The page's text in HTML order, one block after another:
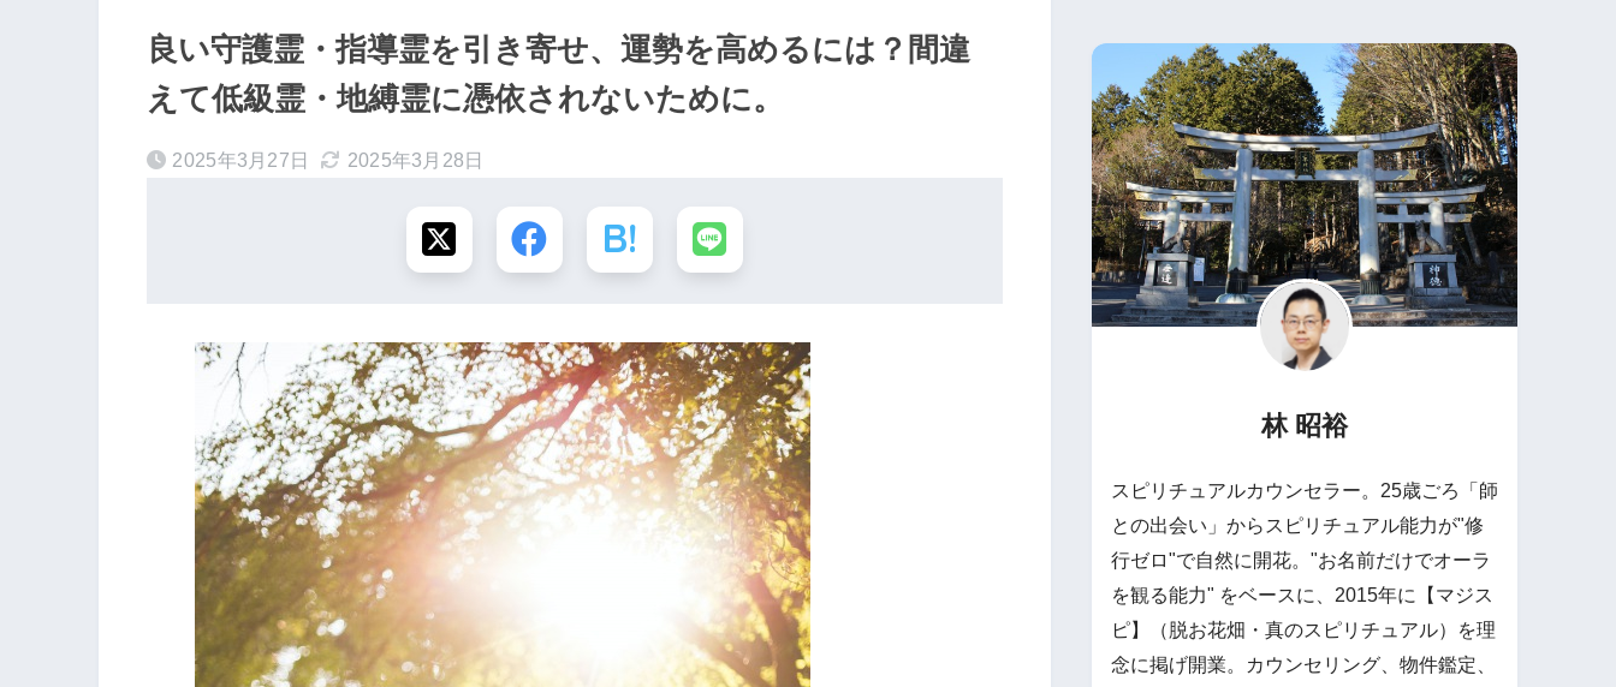
良い守護霊・指導霊を引き寄せ、運勢を高めるには？間違
えて低級霊・地縛霊に憑依されないために。
2025年3月27日 2025年3月28日
林 昭裕
スピリチュアルカウンセラー。25歳ごろ「師
との出会い」からスピリチュアル能力が"修
行ゼロ"で自然に開花。"お名前だけでオーラ
を観る能力" をベースに、2015年に【マジス
ピ】（脱お花畑・真のスピリチュアル）を理
念に掲げ開業。カウンセリング、物件鑑定、